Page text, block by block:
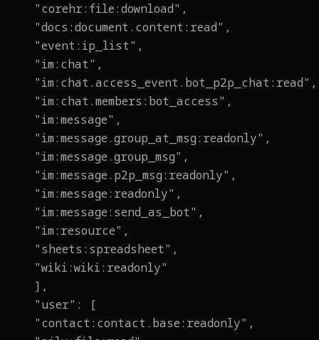
"corehr:file:download",
"docs:document.content:read",
"event:ip_list",
"im:chat",
"im:chat.access_event.bot_p2p_chat:read",
"im:chat.members:bot_access",
"im:message",
"im:message.group_at_msg:readonly",
"im:message.group_msg",
"im:message.p2p_msg:readonly",
"im:message:readonly",
"im:message:send_as_bot",
"im:resource",
"sheets:spreadsheet",
"wiki:wiki:readonly"
],
"user": [
"contact:contact.base:readonly",